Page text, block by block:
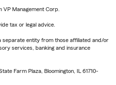
VP Management Corp.
tax or legal advice.
separate entity from those affiliated and/or
services, banking and insurance
Farm Plaza, Bloomington, IL 61710-